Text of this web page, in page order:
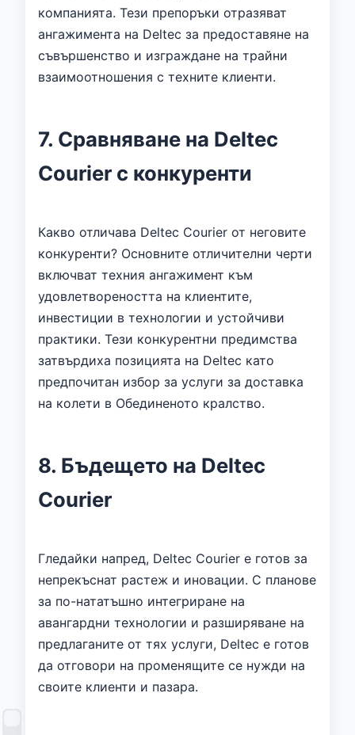
компанията. Тези препоръки отразяват
ангажимента на Deltec за предоставяне на
съвършенство и изграждане на трайни
взаимоотношения с техните клиенти.
7. Сравняване на Deltec
Courier с конкуренти
Какво отличава Deltec Courier от неговите
конкуренти? Основните отличителни черти
включват техния ангажимент към
удовлетвореността на клиентите,
инвестиции в технологии и устойчиви
практики. Тези конкурентни предимства
затвърдиха позицията на Deltec като
предпочитан избор за услуги за доставка
на колети в Обединеното кралство.
8. Бъдещето на Deltec
Courier
Гледайки напред, Deltec Courier е готов за
непрекъснат растеж и иновации. С планове
за по-нататъшно интегриране на
авангардни технологии и разширяване на
предлаганите от тях услуги, Deltec е готов
да отговори на променящите се нужди на
своите клиенти и пазара.